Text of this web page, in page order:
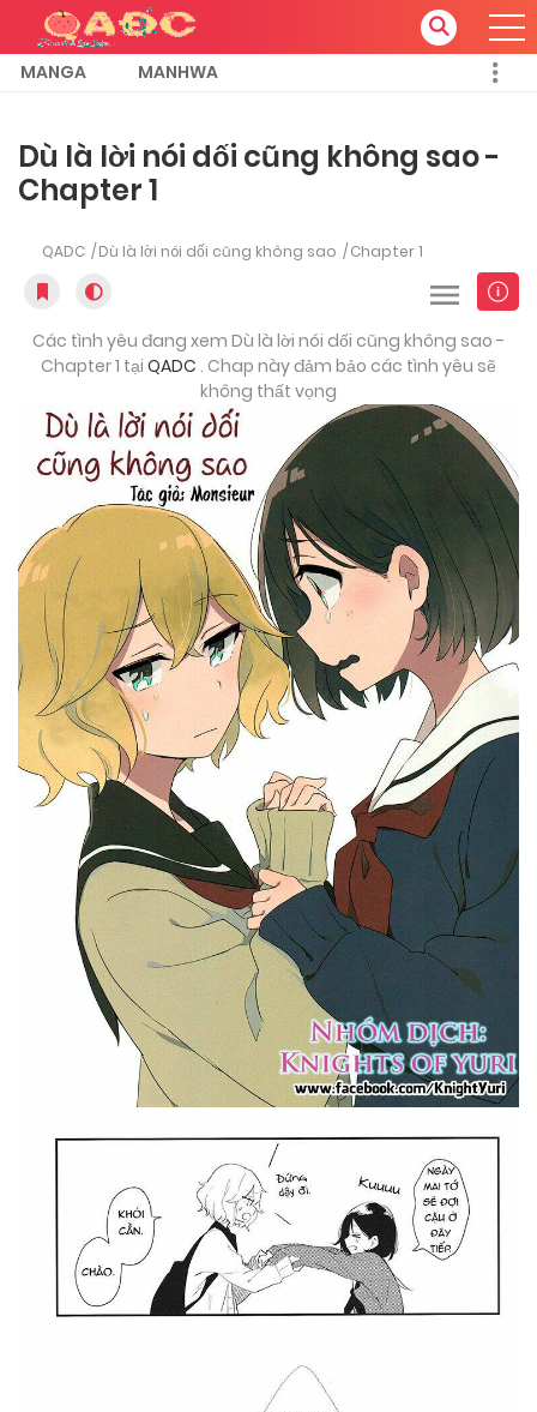
MANGA MANHWA
Dù là lời nói dối cũng không sao -
Chapter 1
QADC Dù là lời nói dối cũng không sao Chapter 1
Các tình yêu đang xem Dù là lời nói dối cũng không sao -
Chapter 1 tại QADC . Chap này đảm bảo các tình yêu sẽ
không thất vọng